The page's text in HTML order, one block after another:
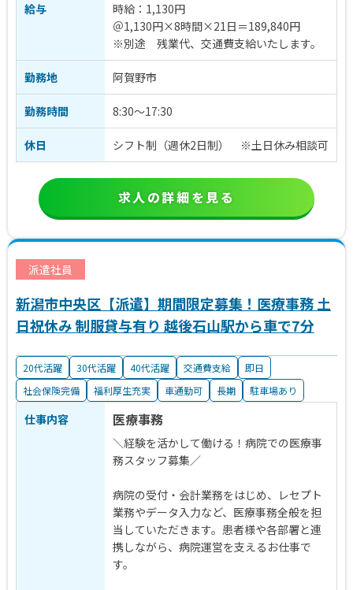
給与
時給：1,130円
＠1,130円×8時間×21日＝189,840円
※別途 残業代、交通費支給いたします。
勤務地 阿賀野市
勤務時間 8:30～17:30
休日 シフト制（週休2日制） ※土日休み相談可
求人の詳細を見る
派遣社員
新潟市中央区【派遣】期間限定募集！医療事務 土
日祝休み 制服貸与有り 越後石山駅から車で7分
20代活躍 30代活躍 40代活躍 交通費支給
即日
社会保険完備
福利厚生充実 車通勤可 長期 駐車場あり
仕事内容 医療事務
＼経験を活かして働ける！病院での医療事
務スタッフ募集／
病院の受付・会計業務をはじめ、レセプト
業務やデータ入力など、医療事務全般を担
当していただきます。患者様や各部署と連
携しながら、病院運営を支えるお仕事で
す。